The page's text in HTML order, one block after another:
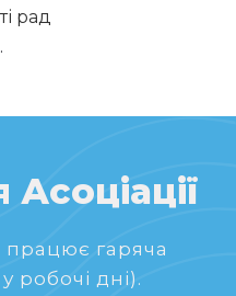
рад
Асоціації
працює гаряча
робочі дні).